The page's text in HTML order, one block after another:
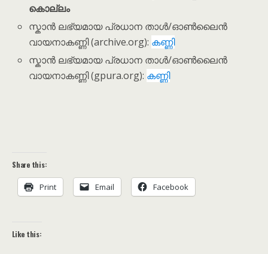
കൊല്ലം
സ്കാൻ ലഭ്യമായ പ്രധാന താൾ/ഓൺലൈൻ
വായനാകണ്ണി (archive.org): കണ്ണി
സ്കാൻ ലഭ്യമായ പ്രധാന താൾ/ഓൺലൈൻ
വായനാകണ്ണി (gpura.org): കണ്ണി
Share this:
Print Email Facebook
Like this: